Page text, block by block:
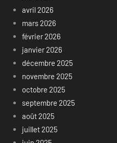
avril 2026
mars 2026
février 2026
janvier 2026
décembre 2025
novembre 2025
octobre 2025
septembre 2025
août 2025
juillet 2025